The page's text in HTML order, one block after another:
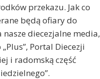
przekazu. Jak co
będą ofiary do
nasze diecezjalne media,
Portal Diecezji
i radomską część